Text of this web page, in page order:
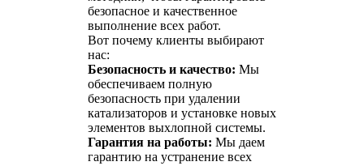
безопасное и качественное
выполнение всех работ.
Вот почему клиенты выбирают
нас:
Безопасность и качество: Мы
обеспечиваем полную
безопасность при удалении
катализаторов и установке новых
элементов выхлопной системы.
Гарантия на работы: Мы даем
гарантию на устранение всех